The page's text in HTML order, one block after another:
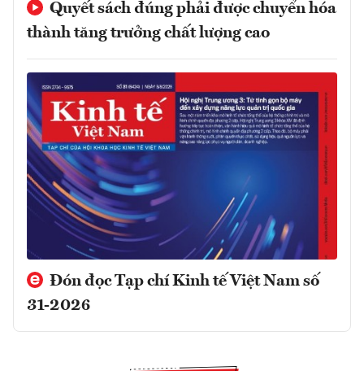
Quyết sách đúng phải được chuyển hóa
thành tăng trưởng chất lượng cao
Đón đọc Tạp chí Kinh tế Việt Nam số
31-2026